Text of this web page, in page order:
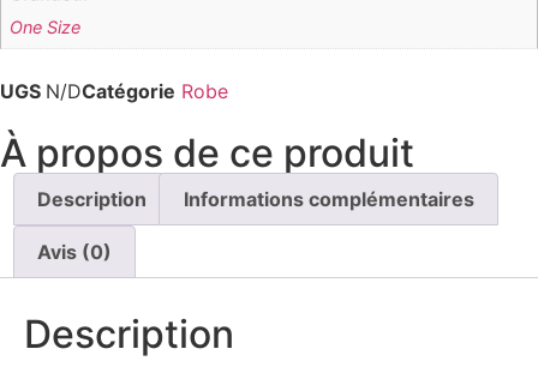
One Size
UGS N/DCatégorie Robe
À propos de ce produit
Description Informations complémentaires
Avis (0)
Description